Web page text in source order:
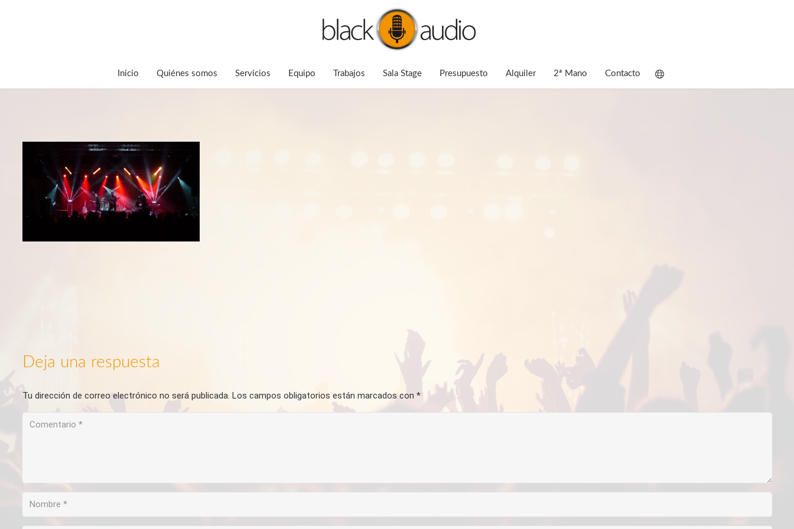
Inicio Quiénes somos Servicios Equipo Trabajos Sala Stage Presupuesto Alquiler 2ª Mano Contacto
Deja una respuesta
Tu dirección de correo electrónico no será publicada. Los campos obligatorios están marcados con *